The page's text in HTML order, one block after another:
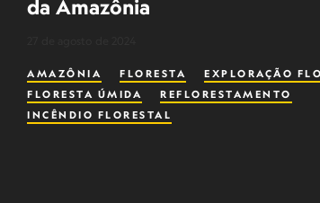
da Amazônia
AMAZÔNIA FLORESTA
EXPLORAÇÃO
FLORESTA ÚMIDA
REFLORESTAMENTO
INCÊNDIO FLORESTAL